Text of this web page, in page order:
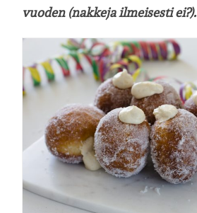
vuoden (nakkeja ilmeisesti ei?).